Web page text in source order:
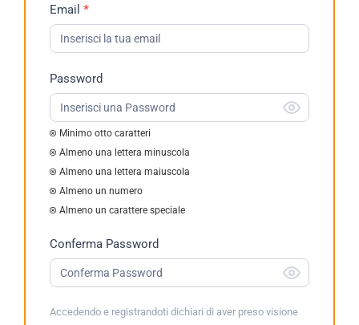
Richiesta
Demo
2023
Email *
Password
Minimo otto caratteri
Almeno una lettera minuscola
Almeno una lettera maiuscola
Almeno un numero
Almeno un carattere speciale
Conferma Password
Accedendo e registrandoti dichiari di aver preso visione